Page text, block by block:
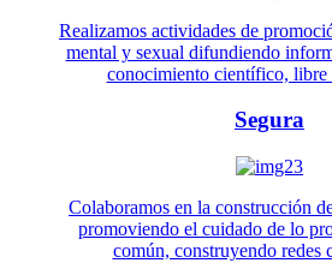
Realizamos actividades de
mental y sexual difundiendo
conocimiento científico, libre
Segura
Colaboramos en la construcción
promoviendo el cuidado de lo
común, construyendo redes